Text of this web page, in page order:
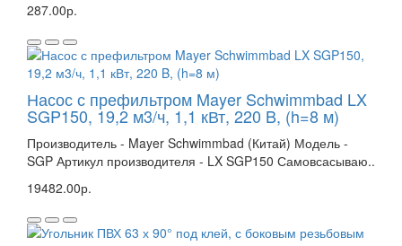
287.00р.
Насос с префильтром Mayer Schwimmbad LX
SGP150, 19,2 м3/ч, 1,1 кВт, 220 B, (h=8 м)
Производитель - Mayer Schwimmbad (Китай) Модель -
SGP Артикул производителя - LX SGP150 Самовсасываю..
19482.00р.